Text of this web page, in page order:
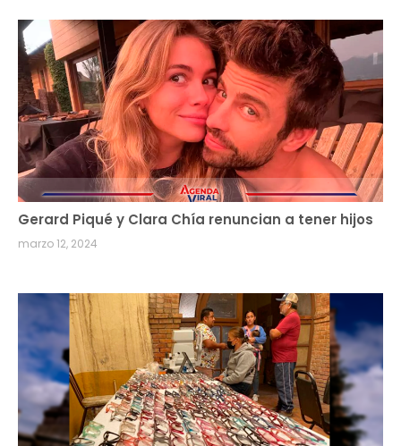
Gerard Piqué y Clara Chía renuncian a tener hijos
marzo 12, 2024